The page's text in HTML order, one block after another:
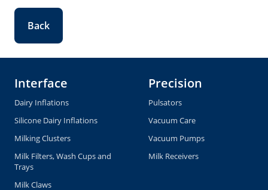
Back
Interface
Dairy Inflations
Silicone Dairy Inflations
Milking Clusters
Milk Filters, Wash Cups and
Trays
Milk Claws
Precision
Pulsators
Vacuum Care
Vacuum Pumps
Milk Receivers